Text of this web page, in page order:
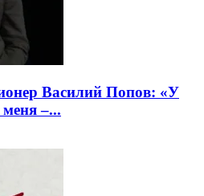
Василий Попов: «У
–...